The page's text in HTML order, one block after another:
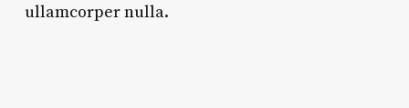
ullamcorper nulla.